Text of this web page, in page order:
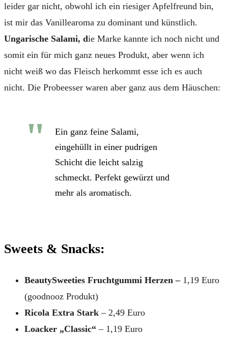
leider gar nicht, obwohl ich ein riesiger Apfelfreund bin,
ist mir das Vanillearoma zu dominant und künstlich.
Ungarische Salami, die Marke kannte ich noch nicht und
somit ein für mich ganz neues Produkt, aber wenn ich
nicht weiß wo das Fleisch herkommt esse ich es auch
nicht. Die Probeesser waren aber ganz aus dem Häuschen:
Ein ganz feine Salami,
eingehüllt in einer pudrigen
Schicht die leicht salzig
schmeckt. Perfekt gewürzt und
mehr als aromatisch.
Sweets & Snacks:
BeautySweeties Fruchtgummi Herzen – 1,19 Euro
(goodnooz Produkt)
Ricola Extra Stark – 2,49 Euro
Loacker „Classic“ – 1,19 Euro